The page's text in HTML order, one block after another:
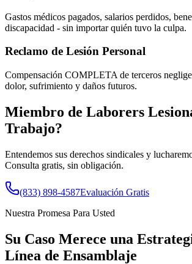
Gastos médicos pagados, salarios perdidos,
discapacidad - sin importar quién tuvo la culpa.
Reclamo de Lesión Personal
Compensación COMPLETA de terceros
dolor, sufrimiento y daños futuros.
Miembro de Laborers
Trabajo?
Entendemos sus derechos sindicales y
Consulta gratis, sin obligación.
(833) 898-4587Evaluación Gratis
Nuestra Promesa Para Usted
Su Caso Merece una
Línea de Ensamblaje